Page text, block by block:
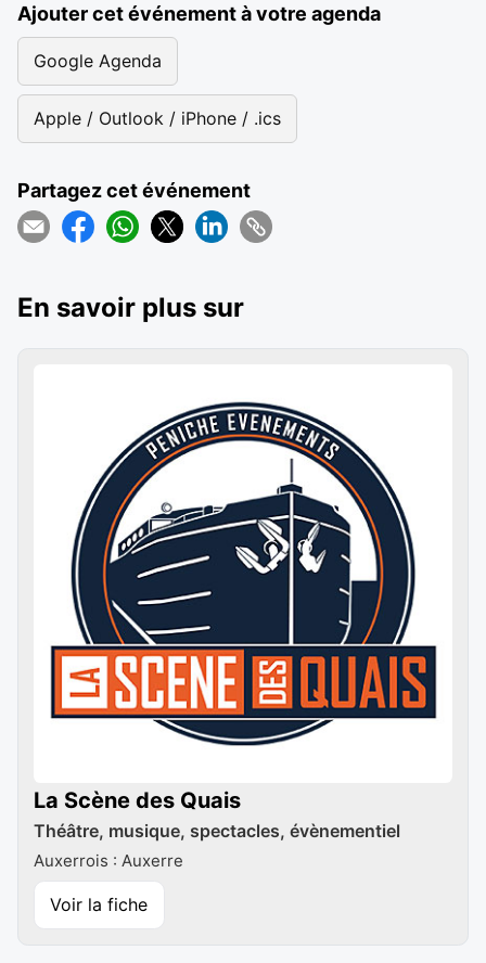
Ajouter cet événement à votre agenda
Google Agenda
Apple / Outlook / iPhone / .ics
Partagez cet événement
En savoir plus sur
La Scène des Quais
Théâtre, musique, spectacles, évènementiel
Auxerrois : Auxerre
Voir la fiche